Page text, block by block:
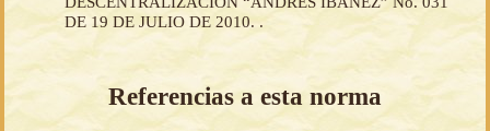
DE 19 DE JULIO DE 2010. .
Referencias a esta norma